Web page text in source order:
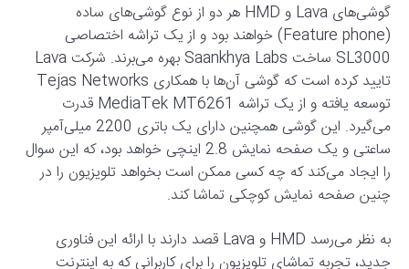
گوشی‌های Lava و HMD هر دو از نوع گوشی‌های ساده
(Feature phone) خواهند بود و از یک تراشه اختصاصی
SL3000 ساخت Saankhya Labs بهره می‌برند. شرکت Lava
تایید کرده است که گوشی آن‌ها با همکاری Tejas Networks
توسعه یافته و از یک تراشه MediaTek MT6261 قدرت
می‌گیرد. این گوشی همچنین دارای یک باتری 2200 میلی‌آمپر
ساعتی و یک صفحه نمایش 2.8 اینچی خواهد بود، که این سوال
را ایجاد می‌کند که چه کسی ممکن است بخواهد تلویزیون را در
چنین صفحه نمایش کوچکی تماشا کند.
به نظر می‌رسد HMD و Lava قصد دارند با ارائه این فناوری
جدید، تجربه تماشای تلویزیون را برای کاربرانی که به اینترنت